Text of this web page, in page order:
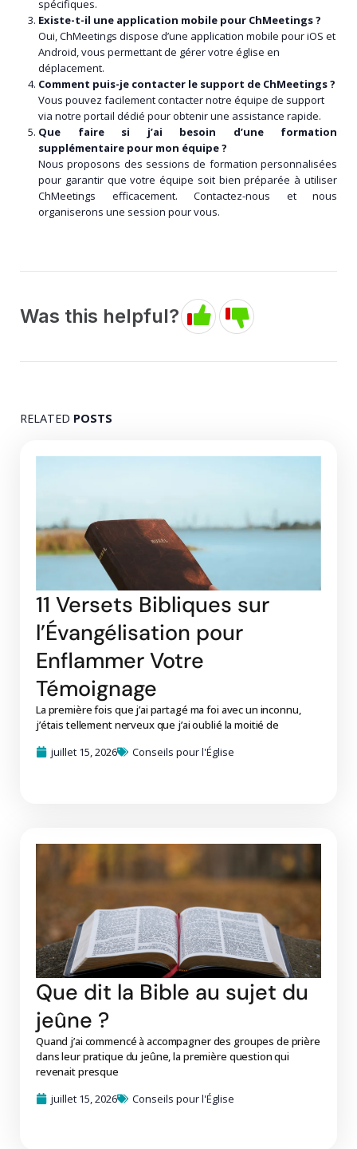
spécifiques.
Existe-t-il une application mobile pour ChMeetings ?
Oui, ChMeetings dispose d’une application mobile pour iOS et
Android, vous permettant de gérer votre église en
déplacement.
Comment puis-je contacter le support de ChMeetings ?
Vous pouvez facilement contacter notre équipe de support
via notre portail dédié pour obtenir une assistance rapide.
Que faire si j’ai besoin d’une formation
supplémentaire pour mon équipe ?
Nous proposons des sessions de formation personnalisées
pour garantir que votre équipe soit bien préparée à utiliser
ChMeetings efficacement. Contactez-nous et nous
organiserons une session pour vous.
Was this helpful?
RELATED POSTS
11 Versets Bibliques sur
l’Évangélisation pour
Enflammer Votre
Témoignage
La première fois que j’ai partagé ma foi avec un inconnu,
j’étais tellement nerveux que j’ai oublié la moitié de
juillet 15, 2026
Conseils pour l'Église
Que dit la Bible au sujet du
jeûne ?
Quand j’ai commencé à accompagner des groupes de prière
dans leur pratique du jeûne, la première question qui
revenait presque
juillet 15, 2026
Conseils pour l'Église